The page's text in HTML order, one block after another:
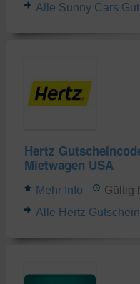
Alle Sunny Cars
Hertz
Mietwagen USA
Mehr Info
Gültig
Alle Hertz